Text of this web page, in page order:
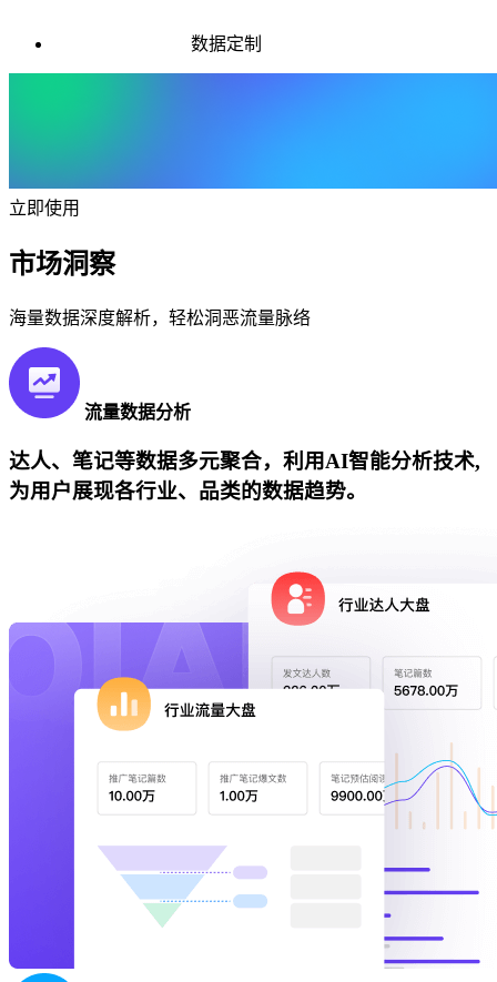
数据定制
立即使用
市场洞察
海量数据深度解析，轻松洞恶流量脉络
流量数据分析
达人、笔记等数据多元聚合，利用AI智能分析技术,
为用户展现各行业、品类的数据趋势。